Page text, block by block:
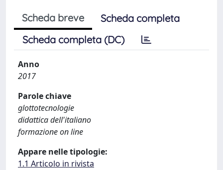
Scheda breve
Scheda completa
Scheda completa (DC)
Anno
2017
Parole chiave
glottotecnologie
didattica dell'italiano
formazione on line
Appare nelle tipologie:
1.1 Articolo in rivista